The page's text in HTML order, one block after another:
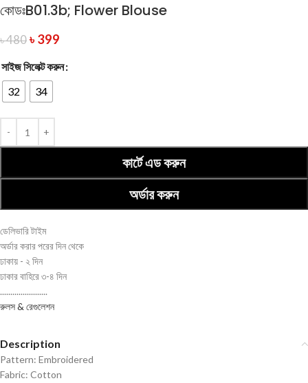
কোডঃB01.3b; Flower Blouse
৳480 ৳399
সাইজ সিলেক্ট করুন
32
34
কার্টে এড করুন
অর্ডার করুন
ডেলিভারি টাইম
অর্ডার করার পরের দিন থেকে
ঢাকায় - ২ দিন
ঢাকার বাহিরে ৩-৪ দিন
.......................
রুলস & রেগুলেশন
Description
Pattern: Embroidered
Fabric: Cotton